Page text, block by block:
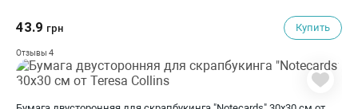
43.9 грн Купить
Отзывы 4